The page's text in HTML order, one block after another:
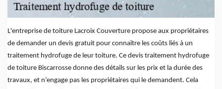
L'entreprise de toiture Lacroix Couverture propose aux propriétaires
de demander un devis gratuit pour connaître les coûts liés à un
traitement hydrofuge de leur toiture. Ce devis traitement hydrofuge
de toiture Biscarrosse donne des détails sur les prix et la durée des
travaux, et n’engage pas les propriétaires qui le demandent. Cela